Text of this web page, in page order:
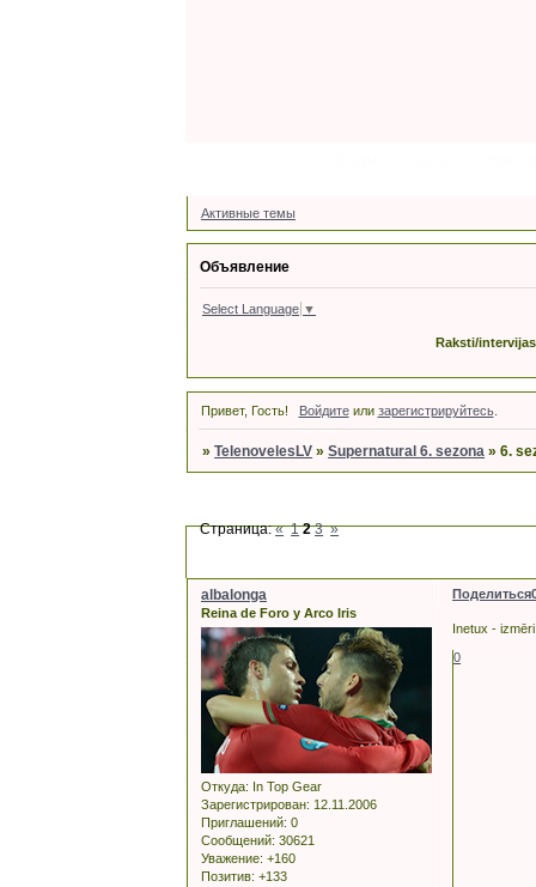
Активные темы
Объявление
Select Language ▼
Raksti/
Привет, Гость! Войдитеили зарегистрируйтесь.
»TelenovelesLV »Supernatural 6. sezona »6.
Страница:« 1 2 3 »
Поделиться
albalonga
Reina de Foro y Arco Iris
Откуда: In Top Gear
Зарегистрирован: 12.11.2006
Приглашений: 0
Сообщений: 30621
Уважение: +160
Позитив: +133
Inetux -
0